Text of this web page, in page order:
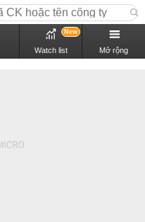
Watch list
New
Mở rộng